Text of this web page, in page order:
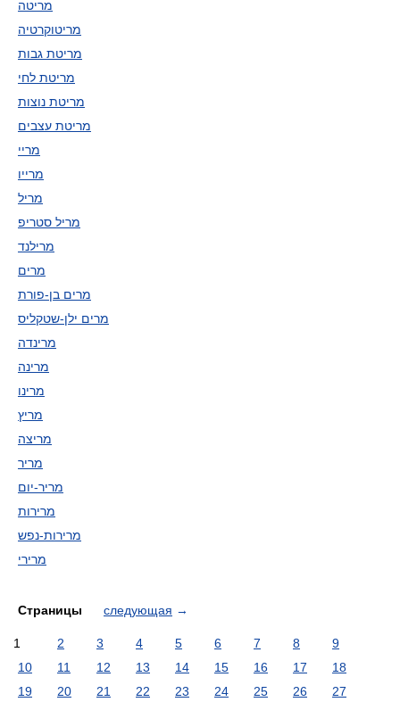
מריטה
מריטוקרטיה
מריטת גבות
מריטת לחי
מריטת נוצות
מריטת עצבים
מריי
מרייו
מריל
מריל סטריפ
מרילנד
מרים
מרים בן-פורת
מרים ילן-שטקליס
מרינדה
מרינה
מרינו
מריץ
מריצה
מריר
מריר-יום
מרירות
מרירות-נפש
מרירי
Страницы следующая →
1 2 3 4 5 6 7 8
9
10
11 12 13 14 15 16 17
18
19
20 21 22 23 24 25 26 27